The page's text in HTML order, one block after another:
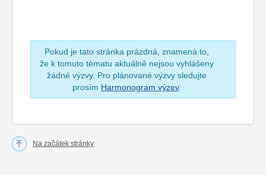
Pokud je tato stránka prázdná, znamená to,
že k tomuto tématu aktuálně nejsou vyhlášeny
žádné výzvy. Pro plánované výzvy sledujte
prosím Harmonogram výzev.
Na začátek stránky